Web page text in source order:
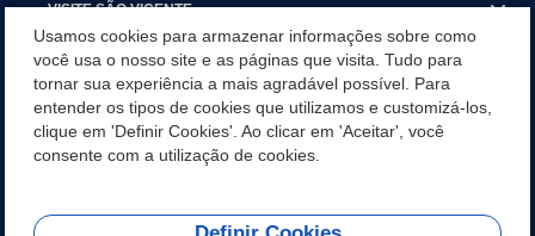
VISITE SÃO VICENTE
SÃO VICENTE REFORÇA REDE DE PROTEÇÃO ÀS MULHERES
DURANTE O AGOSTO LILÁS COM AÇÕES DE
CONSCIENTIZAÇÃO E ACOLHIMENTO
Usamos cookies para armazenar informações sobre como
você usa o nosso site e as páginas que visita. Tudo para
tornar sua experiência a mais agradável possível. Para
entender os tipos de cookies que utilizamos e customizá-los,
clique em 'Definir Cookies'. Ao clicar em 'Aceitar', você
consente com a utilização de cookies.